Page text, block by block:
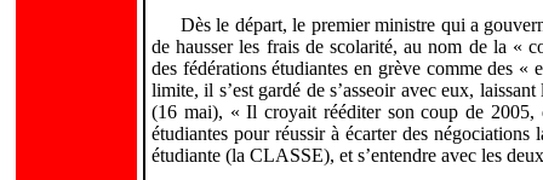
Dès le départ, le premier ministre qui a
de hausser les frais de scolarité, au nom de la «
des fédérations étudiantes en grève comme des
limite, il s’est gardé de s’asseoir avec eux,
(16 mai), « Il croyait rééditer son coup de 2005,
étudiantes pour réussir à écarter des
étudiante (la CLASSE), et s’entendre avec les